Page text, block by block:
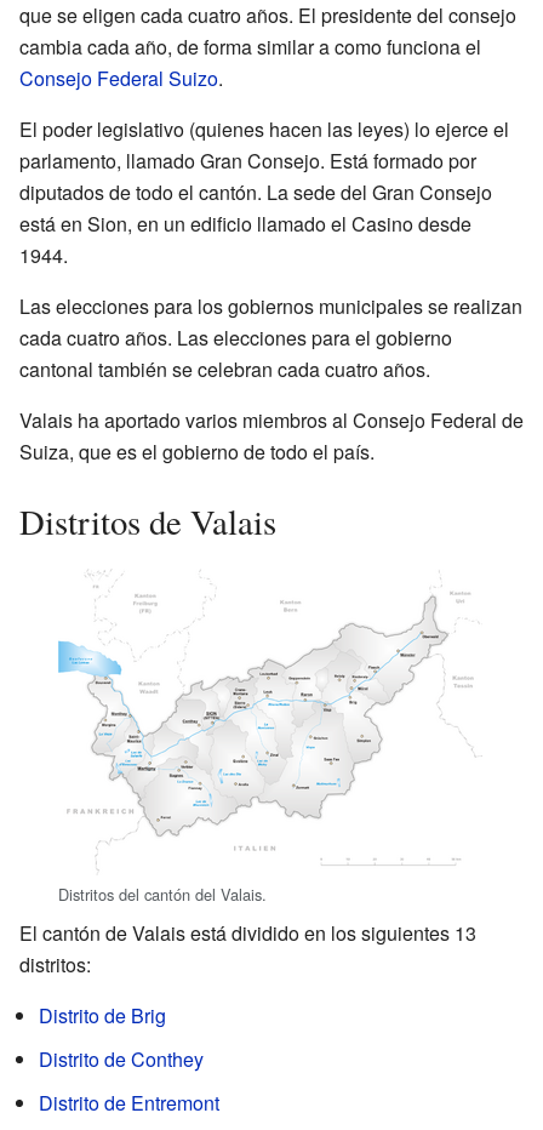
que se eligen cada cuatro años. El presidente del consejo
cambia cada año, de forma similar a como funciona el
Consejo Federal Suizo.
El poder legislativo (quienes hacen las leyes) lo ejerce el
parlamento, llamado Gran Consejo. Está formado por
diputados de todo el cantón. La sede del Gran Consejo
está en Sion, en un edificio llamado el Casino desde
1944.
Las elecciones para los gobiernos municipales se realizan
cada cuatro años. Las elecciones para el gobierno
cantonal también se celebran cada cuatro años.
Valais ha aportado varios miembros al Consejo Federal de
Suiza, que es el gobierno de todo el país.
Distritos de Valais
Distritos del cantón del Valais.
El cantón de Valais está dividido en los siguientes 13
distritos:
Distrito de Brig
Distrito de Conthey
Distrito de Entremont